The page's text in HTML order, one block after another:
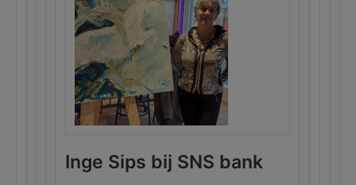
Inge Sips bij SNS bank